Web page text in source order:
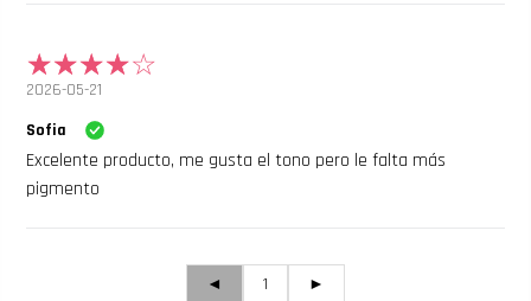
2026-05-21
Sofia
Excelente producto, me gusta el tono pero le falta más
pigmento
◄ 1 ►